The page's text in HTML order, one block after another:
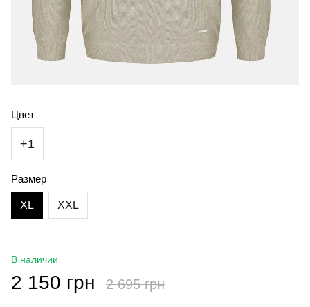
Цвет
+1
Размер
XL XXL
В наличии
2 150 грн 2 695 грн